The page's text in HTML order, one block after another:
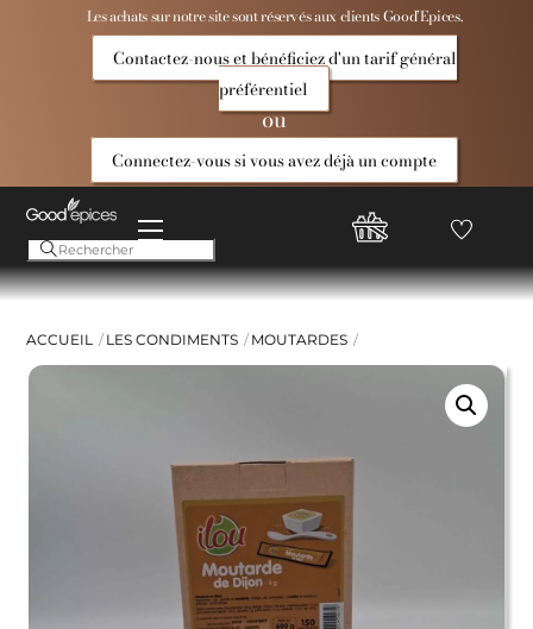
Les achats sur notre site sont réservés aux clients Good’Epices.
Contactez-nous et bénéficiez d'un tarif général
préférentiel
ou
Connectez-vous si vous avez déjà un compte
Menu
Compte
Good
Favoris
ACCUEIL LES CONDIMENTS MOUTARDES